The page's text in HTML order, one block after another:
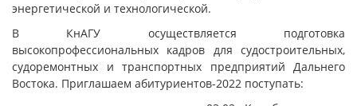
энергетической и технологической.
В КнАГУ осуществляется подготовка
высокопрофессиональных кадров для судостроительных,
судоремонтных и транспортных предприятий Дальнего
Востока. Приглашаем абитуриентов-2022 поступать: